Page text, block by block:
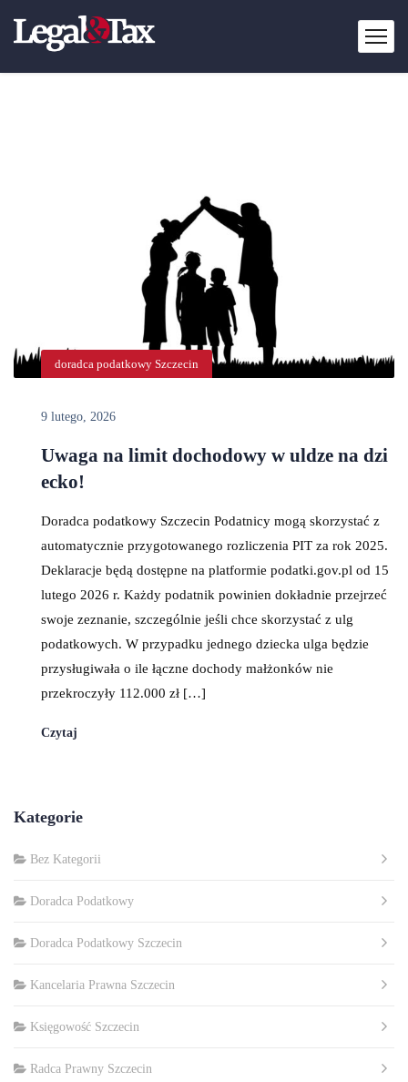
doradca podatkowy Szczecin
9 lutego, 2026
Uwaga na limit dochodowy w uldze na dzi
ecko!
Doradca podatkowy Szczecin Podatnicy mogą skorzystać z
automatycznie przygotowanego rozliczenia PIT za rok 2025.
Deklaracje będą dostępne na platformie podatki.gov.pl od 15
lutego 2026 r. Każdy podatnik powinien dokładnie przejrzeć
swoje zeznanie, szczególnie jeśli chce skorzystać z ulg
podatkowych. W przypadku jednego dziecka ulga będzie
przysługiwała o ile łączne dochody małżonków nie
przekroczyły 112.000 zł […]
Czytaj
Kategorie
Bez Kategorii
Doradca Podatkowy
Doradca Podatkowy Szczecin
Kancelaria Prawna Szczecin
Księgowość Szczecin
Radca Prawny Szczecin